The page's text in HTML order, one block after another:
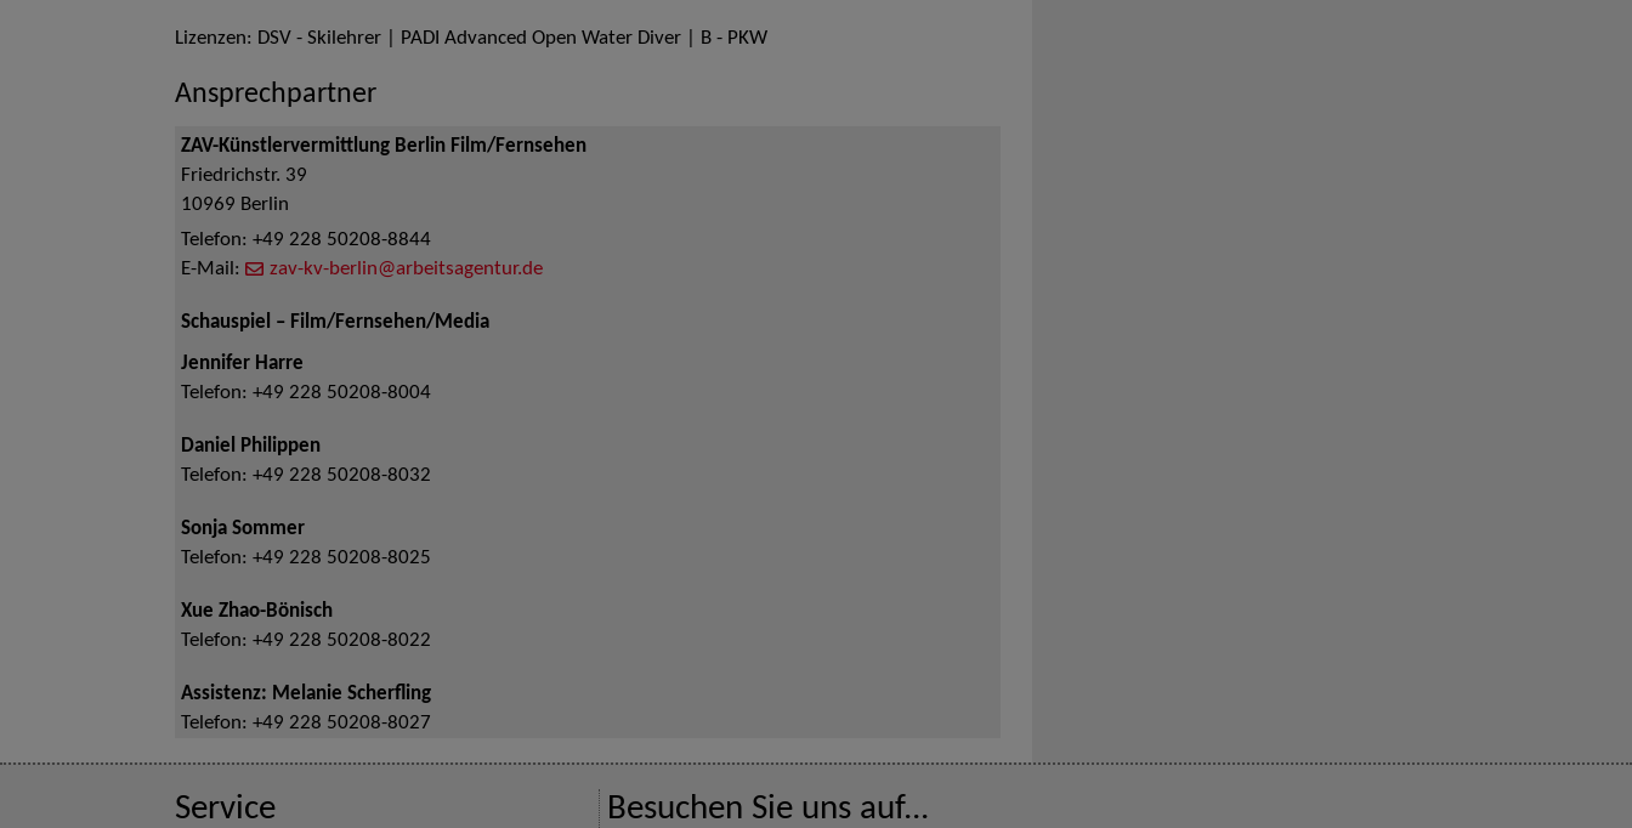
Lizenzen: DSV - Skilehrer | PADI Advanced Open Water Diver | B - PKW
Ansprechpartner
ZAV-Künstlervermittlung Berlin Film/Fernsehen
Friedrichstr. 39
10969 Berlin
Telefon: +49 228 50208-8844
E-Mail:
zav-kv-berlin@arbeitsagentur.de
Schauspiel – Film/Fernsehen/Media
Jennifer Harre
Telefon: +49 228 50208-8004
Daniel Philippen
Telefon: +49 228 50208-8032
Sonja Sommer
Telefon: +49 228 50208-8025
Xue Zhao-Bönisch
Telefon: +49 228 50208-8022
Assistenz: Melanie Scherfling
Telefon: +49 228 50208-8027
Service Besuchen Sie uns auf...